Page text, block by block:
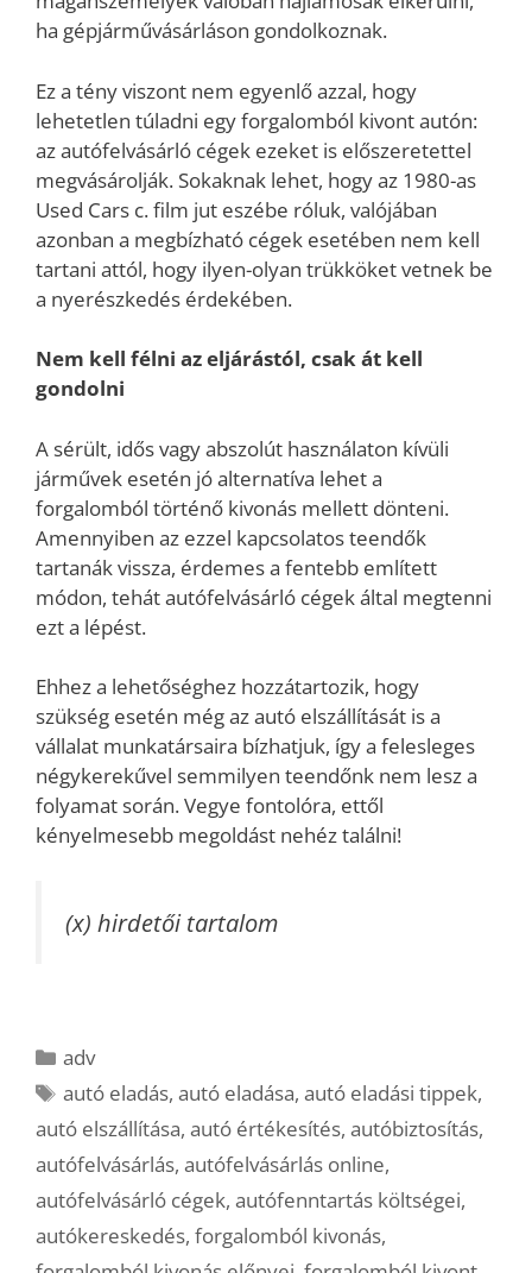
ha gépjárművásárláson gondolkoznak.
Ez a tény viszont nem egyenlő azzal, hogy
lehetetlen túladni egy forgalomból kivont autón:
az autófelvásárló cégek ezeket is előszeretettel
megvásárolják. Sokaknak lehet, hogy az 1980-as
Used Cars c. film jut eszébe róluk, valójában
azonban a megbízható cégek esetében nem kell
tartani attól, hogy ilyen-olyan trükköket vetnek be
a nyerészkedés érdekében.
Nem kell félni az eljárástól, csak át kell
gondolni
A sérült, idős vagy abszolút használaton kívüli
járművek esetén jó alternatíva lehet a
forgalomból történő kivonás mellett dönteni.
Amennyiben az ezzel kapcsolatos teendők
tartanák vissza, érdemes a fentebb említett
módon, tehát autófelvásárló cégek által megtenni
ezt a lépést.
Ehhez a lehetőséghez hozzátartozik, hogy
szükség esetén még az autó elszállítását is a
vállalat munkatársaira bízhatjuk, így a felesleges
négykerekűvel semmilyen teendőnk nem lesz a
folyamat során. Vegye fontolóra, ettől
kényelmesebb megoldást nehéz találni!
(x) hirdetői tartalom
Kategória
adv
Címkék
autó eladás,autó eladása,autó eladási tippek,
autó elszállítása, autó értékesítés, autóbiztosítás,
autófelvásárlás, autófelvásárlás online,
autófelvásárló cégek, autófenntartás költségei,
autókereskedés, forgalomból kivonás,